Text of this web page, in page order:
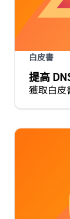
白皮書
提高
獲取白皮